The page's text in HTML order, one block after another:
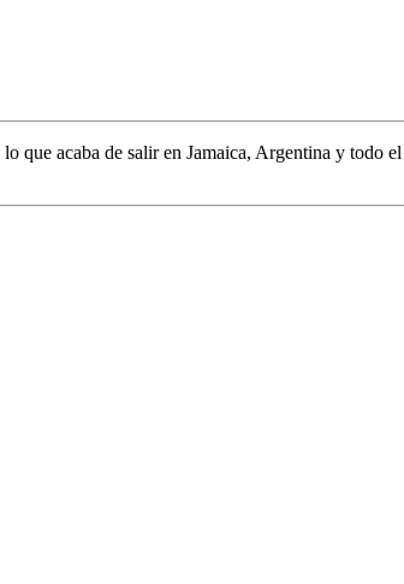
lo que acaba de salir en Jamaica, Argentina y todo